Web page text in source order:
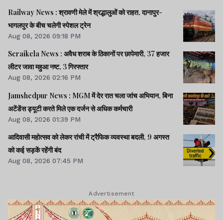
Railway News : श्रावणी मेले में श्रद्धालुओं को राहत, दानापुर-
भागलपुर के बीच चलेगी स्पेशल ट्रेन
Aug 08, 2026 09:18 PM
Seraikela News : अवैध शराब के ठिकानों पर छापेमारी, 37 हजार
लीटर जावा महुआ नष्ट, 3 गिरफ्तार
Aug 08, 2026 02:16 PM
Jamshedpur News : MGM में देर रात चला जांच अभियान, बिना
अटेंडेंस ड्यूटी करते मिले एक दर्जन से अधिक कर्मचारी
Aug 08, 2026 01:39 PM
आदिवासी महोत्सव को लेकर रांची में ट्रैफिक व्यवस्था बदली, 9 अगस्त
को कई सड़कें रहेंगी बंद
Aug 08, 2026 07:45 PM
Advertisement